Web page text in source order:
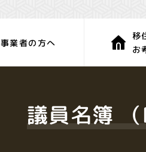
事業者の方へ
移
お
議員名簿 （